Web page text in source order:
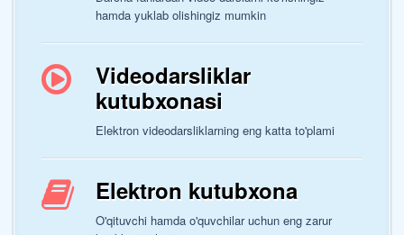
hamda yuklab olishingiz mumkin
Videodarsliklar
kutubxonasi
Elektron videodarsliklarning eng katta to'plami
Elektron kutubxona
O'qituvchi hamda o'quvchilar uchun eng zarur